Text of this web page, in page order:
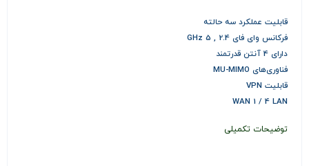
قابلیت عملکرد سه حالته
فرکانس وای فای 2.4 , 5 GHz
دارای 4 آنتن قدرتمند
فناوری‌های MU-MIMO
قابلیت VPN
WAN 1 / 4 LAN
توضیحات تکمیلی